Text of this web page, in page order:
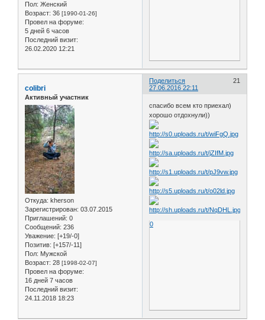
Пол: Женский
Возраст: 36 [1990-01-26]
Провел на форуме:
5 дней 6 часов
Последний визит:
26.02.2020 12:21
Поделиться
21
27.06.2016 22:11
colibri
Активный участник
Откуда: kherson
Зарегистрирован: 03.07.2015
Приглашений: 0
Сообщений: 236
Уважение: [+19/-0]
Позитив: [+157/-11]
Пол: Мужской
Возраст: 28 [1998-02-07]
Провел на форуме:
16 дней 7 часов
Последний визит:
24.11.2018 18:23
спасибо всем кто приехал)
хорошо отдохнули))
0